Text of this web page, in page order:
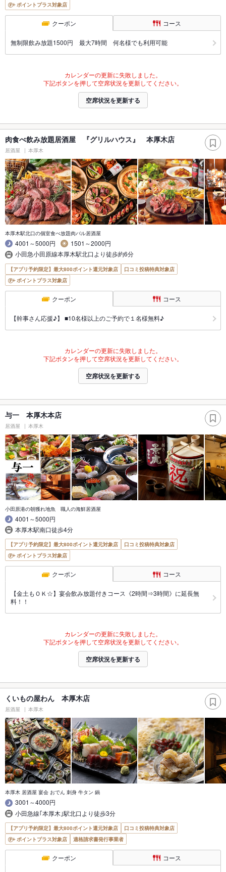
ポイントプラス対象店
クーポン コース
無制限飲み放題1500円 最大7時間 何名様でも利用可能
カレンダーの更新に失敗しました。
下記ボタンを押して空席状況を更新してください。
空席状況を更新する
肉食べ飲み放題居酒屋 『グリルハウス』 本厚木店
居酒屋 本厚木
本厚木駅北口の個室食べ放題肉バル居酒屋
4001～5000円
1501～2000円
小田急小田原線本厚木駅北口より徒歩約6分
【アプリ予約限定】最大800ポイント還元対象店
口コミ投稿特典対象店
ポイントプラス対象店
クーポン コース
【幹事さん応援♪】 ■10名様以上のご予約で１名様無料♪
カレンダーの更新に失敗しました。
下記ボタンを押して空席状況を更新してください。
空席状況を更新する
与一 本厚木本店
居酒屋 本厚木
小田原港の朝獲れ地魚 職人の海鮮居酒屋
4001～5000円
本厚木駅南口徒歩4分
【アプリ予約限定】最大800ポイント還元対象店
口コミ投稿特典対象店
ポイントプラス対象店
クーポン コース
【金土もＯＫ☆】宴会飲み放題付きコース《2時間⇒3時間》に延長無
料！！
カレンダーの更新に失敗しました。
下記ボタンを押して空席状況を更新してください。
空席状況を更新する
くいもの屋わん 本厚木店
居酒屋 本厚木
本厚木 居酒屋 宴会 おでん 刺身 牛タン 鍋
3001～4000円
小田急線｢本厚木｣駅北口より徒歩3分
【アプリ予約限定】最大800ポイント還元対象店
口コミ投稿特典対象店
ポイントプラス対象店
適格請求書発行事業者
クーポン コース